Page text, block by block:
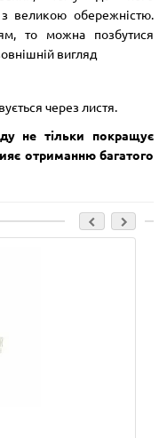
з великою обережністю.
то можна позбутися
вигляд
через листя.
не тільки покращує
отриманню багатого